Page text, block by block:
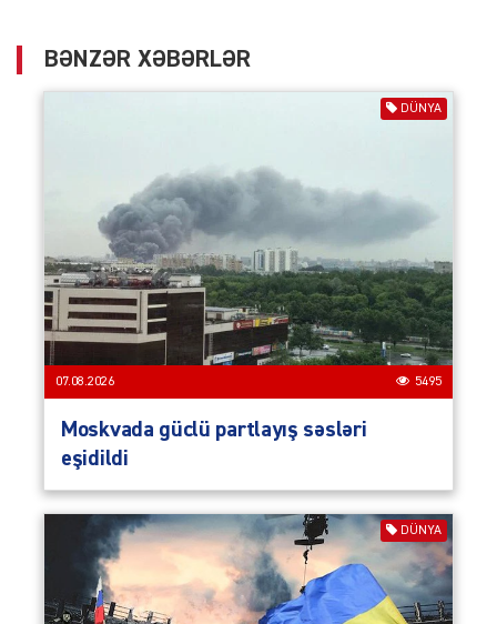
BƏNZƏR XƏBƏRLƏR
DÜNYA
07.08.2026 5495
Moskvada güclü partlayış səsləri
eşidildi
DÜNYA